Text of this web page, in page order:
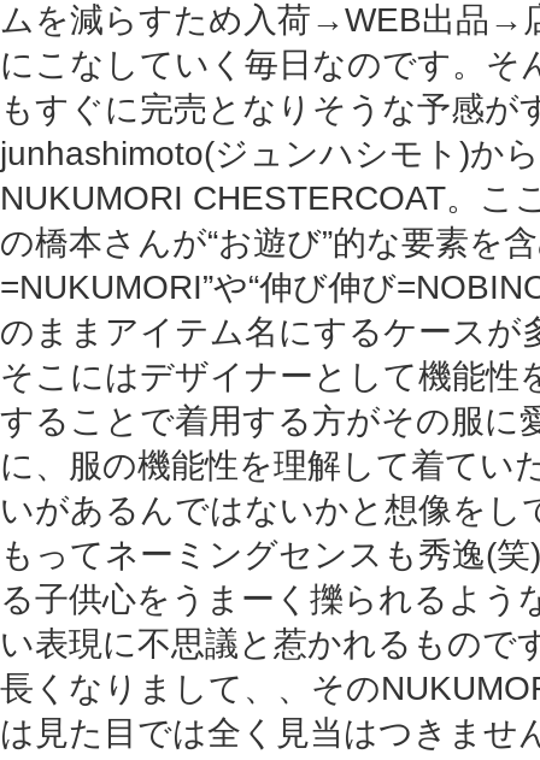
ムを減らすため入荷→WEB出品→
にこなしていく毎日なのです。そ
もすぐに完売となりそうな予感が
junhashimoto(ジュンハシモト)か
NUKUMORI CHESTERCOAT。こ
の橋本さんが“お遊び”的な要素を
=NUKUMORI”や“伸び伸び
のままアイテム名にするケースが
そこにはデザイナーとして機能性
することで着用する方がその服に
に、服の機能性を理解して着てい
いがあるんではないかと想像をし
もってネーミングセンスも秀逸(
る子供心をうまーく擽られるよう
い表現に不思議と惹かれるもの
長くなりまして、、その
は見た目では全く見当はつきませ